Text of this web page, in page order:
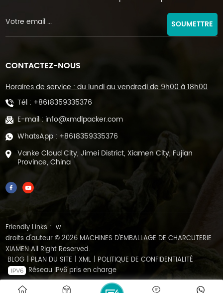
SOUMETTRE
CONTACTEZ-NOUS
Horaires de service : du lundi au vendredi de 9h00 à 18h00
Tél : +8618359335376
E-mail : info@xmdlpacker.com
WhatsApp : +8618359335376
Vanke Cloud City, Jimei District, Xiamen City, Fujian
Province, China
Friendly Links : w
droits d'auteur © 2026 MACHINES D'EMBALLAGE DE CHARCUTERIE
XIAMEN All Right Reserved.
BLOG | PLAN DU SITE | XML | POLITIQUE DE CONFIDENTIALITÉ
Réseau IPv6 pris en charge